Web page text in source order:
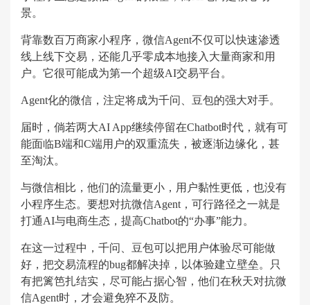
景。
背靠数百万商家小程序，微信Agent不仅可以快速渗透
线上线下交易，还能几乎零成本地接入大量商家和用
户。它很可能成为第一个超级AI交易平台。
Agent化的微信，注定将成为千问、豆包的强大对手。
届时，倘若两大AI App继续停留在Chatbot时代，就有可
能面临B端和C端用户的双重流失，被逐渐边缘化，甚
至淘汰。
与微信相比，他们的流量更小，用户黏性更低，也没有
小程序生态。要想对抗微信Agent，可行路径之一就是
打通AI与电商生态，提高Chatbot的“办事”能力。
在这一过程中，千问、豆包可以把用户体验尽可能做
好，把交易流程的bug都解决掉，以体验建立壁垒。只
有把篱笆扎结实，尽可能占据心智，他们在秋天对抗微
信Agent时，才会避免猝不及防。